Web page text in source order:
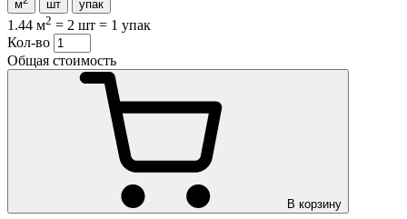
м шт упак
1.44 м2 = 2 шт = 1 упак
Кол-во
Общая стоимость
В корзину